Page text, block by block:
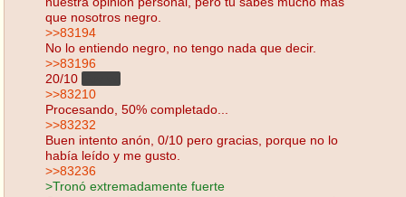
que nosotros negro.
>>83194
No lo entiendo negro, no tengo nada que decir.
>>83196
20/10
>>83210
Procesando, 50% completado...
>>83232
Buen intento anón, 0/10 pero gracias, porque no lo
había leído y me gusto.
>>83236
>Tronó extremadamente fuerte